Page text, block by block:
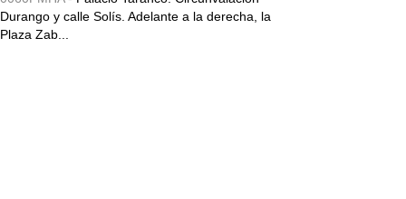
Durango y calle Solís. Adelante a la derecha, la
Plaza Zab...